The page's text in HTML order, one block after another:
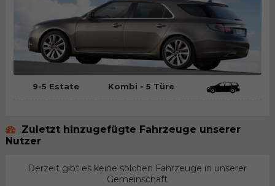
9-5 Estate Kombi - 5 Türe
Zuletzt hinzugefügte Fahrzeuge unserer
Nutzer
Derzeit gibt es keine solchen Fahrzeuge in unserer
Gemeinschaft